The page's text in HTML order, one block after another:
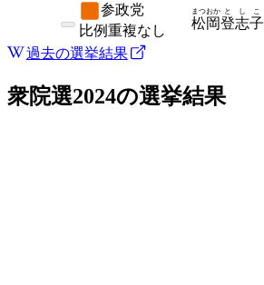
参政党
比例重複なし 松岡
まつおか
登志子
としこ
過去の選挙結果
衆院選2024の選挙結果